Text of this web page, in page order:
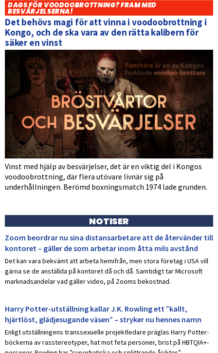
DAGS FÖR VOODOOBROTTNING? FRAM MED
BESVÄRJELSERNA!
Det behövs magi för att vinna i voodoobrottning i
Kongo, och de ska vara av den rätta kalibern för
säker en vinst
Vinst med hjälp av besvärjelser, det är en viktig del i Kongos
voodoobrottning, där flera utövare livnär sig på
underhållningen. Berömd boxningsmatch 1974 lade grunden.
NOTISER
Zoom beordrar nu sina distansarbetare att de återvänder till
kontoret – gäller de som arbetar inom åtta mils avstånd
Det kan vara bekvämt att arbeta hemifrån, men stora företag i USA vill
gärna se de anställda på kontoret då och då. Samtidigt tar Microsoft
marknadsandelar vad gäller video, på Zooms bekostnad.
Harry Potter-utställning kallar J.K. Rowling ett ”kallt,
hjärtlöst, glädjesugande väsen” – stryker nu hennes namn
Enligt utställningens transsexuelle projektledare präglas Harry Potter-
böckerna av rasstereotyper, hat mot feta personer, brist på HBTQIA+-